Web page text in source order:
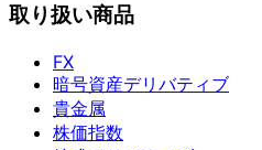
取り扱い商品
FX
暗号資産デリバティブ
貴金属
株価指数